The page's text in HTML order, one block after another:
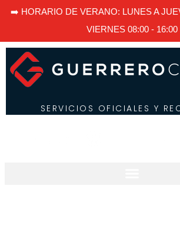
➡️ HORARIO DE VERANO: LUNES A
VIERNES 08:00 - 16:00
SERVICIOS OFICIALES Y